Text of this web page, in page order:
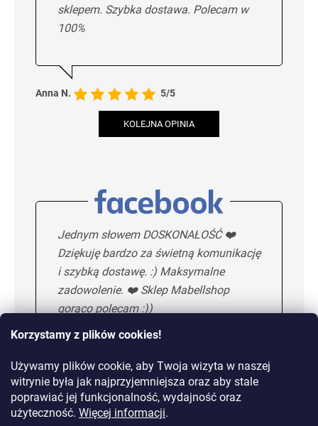
Korzystamy z plików cookies!
Używamy plików cookie, aby Twoja wizyta w naszej
witrynie była jak najprzyjemniejsza oraz aby stale
poprawiać jej funkcjonalność, wydajność oraz
użyteczność. Więcej informacji.
sklepem. Szybka dostawa. Polecam w
100%
Anna N. 5/5
KOLEJNA OPINIA
Jednym słowem DOSKONAŁOŚĆ ❤️
Dziękuję bardzo za świetną komunikację
i szybką dostawę. :) Maksymalne
zadowolenie. ❤️ Sklep Mabellshop
gorąco polecam :))
Maria H. 5/5
KOLEJNA OPINIA